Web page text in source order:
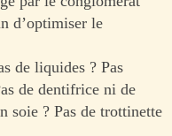
d’optimiser le
de liquides ? Pas
de dentifrice ni de
soie ? Pas de trottinette